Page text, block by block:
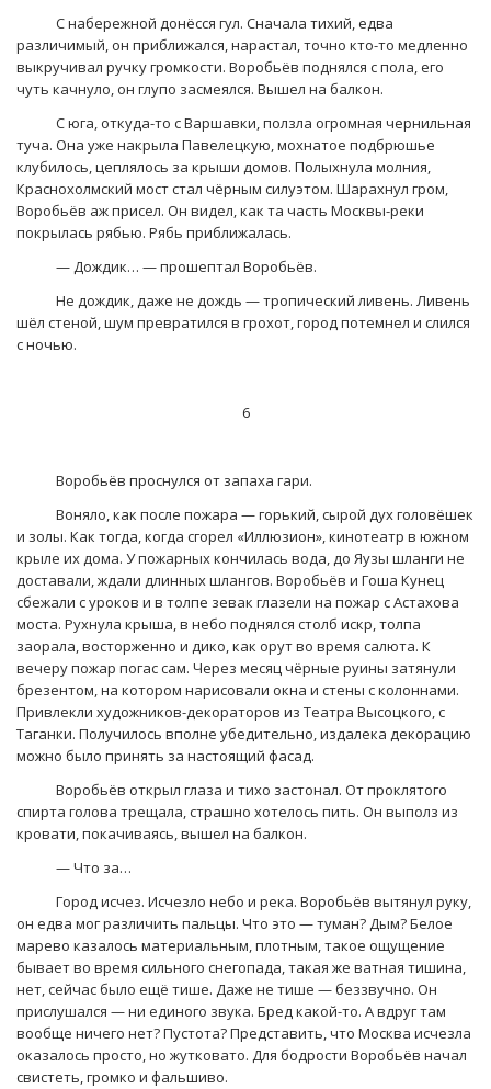
С набережной донёсся гул. Сначала тихий, едва
различимый, он приближался, нарастал, точно кто-то медленно
выкручивал ручку громкости. Воробьёв поднялся с пола, его
чуть качнуло, он глупо засмеялся. Вышел на балкон.
С юга, откуда-то с Варшавки, ползла огромная чернильная
туча. Она уже накрыла Павелецкую, мохнатое подбрюшье
клубилось, цеплялось за крыши домов. Полыхнула молния,
Краснохолмский мост стал чёрным силуэтом. Шарахнул гром,
Воробьёв аж присел. Он видел, как та часть Москвы-реки
покрылась рябью. Рябь приближалась.
— Дождик… — прошептал Воробьёв.
Не дождик, даже не дождь — тропический ливень. Ливень
шёл стеной, шум превратился в грохот, город потемнел и слился
с ночью.
6
Воробьёв проснулся от запаха гари.
Воняло, как после пожара — горький, сырой дух головёшек
и золы. Как тогда, когда сгорел «Иллюзион», кинотеатр в южном
крыле их дома. У пожарных кончилась вода, до Яузы шланги не
доставали, ждали длинных шлангов. Воробьёв и Гоша Кунец
сбежали с уроков и в толпе зевак глазели на пожар с Астахова
моста. Рухнула крыша, в небо поднялся столб искр, толпа
заорала, восторженно и дико, как орут во время салюта. К
вечеру пожар погас сам. Через месяц чёрные руины затянули
брезентом, на котором нарисовали окна и стены с колоннами.
Привлекли художников-декораторов из Театра Высоцкого, с
Таганки. Получилось вполне убедительно, издалека декорацию
можно было принять за настоящий фасад.
Воробьёв открыл глаза и тихо застонал. От проклятого
спирта голова трещала, страшно хотелось пить. Он выполз из
кровати, покачиваясь, вышел на балкон.
— Что за…
Город исчез. Исчезло небо и река. Воробьёв вытянул руку,
он едва мог различить пальцы. Что это — туман? Дым? Белое
марево казалось материальным, плотным, такое ощущение
бывает во время сильного снегопада, такая же ватная тишина,
нет, сейчас было ещё тише. Даже не тише — беззвучно. Он
прислушался — ни единого звука. Бред какой-то. А вдруг там
вообще ничего нет? Пустота? Представить, что Москва исчезла
оказалось просто, но жутковато. Для бодрости Воробьёв начал
свистеть, громко и фальшиво.